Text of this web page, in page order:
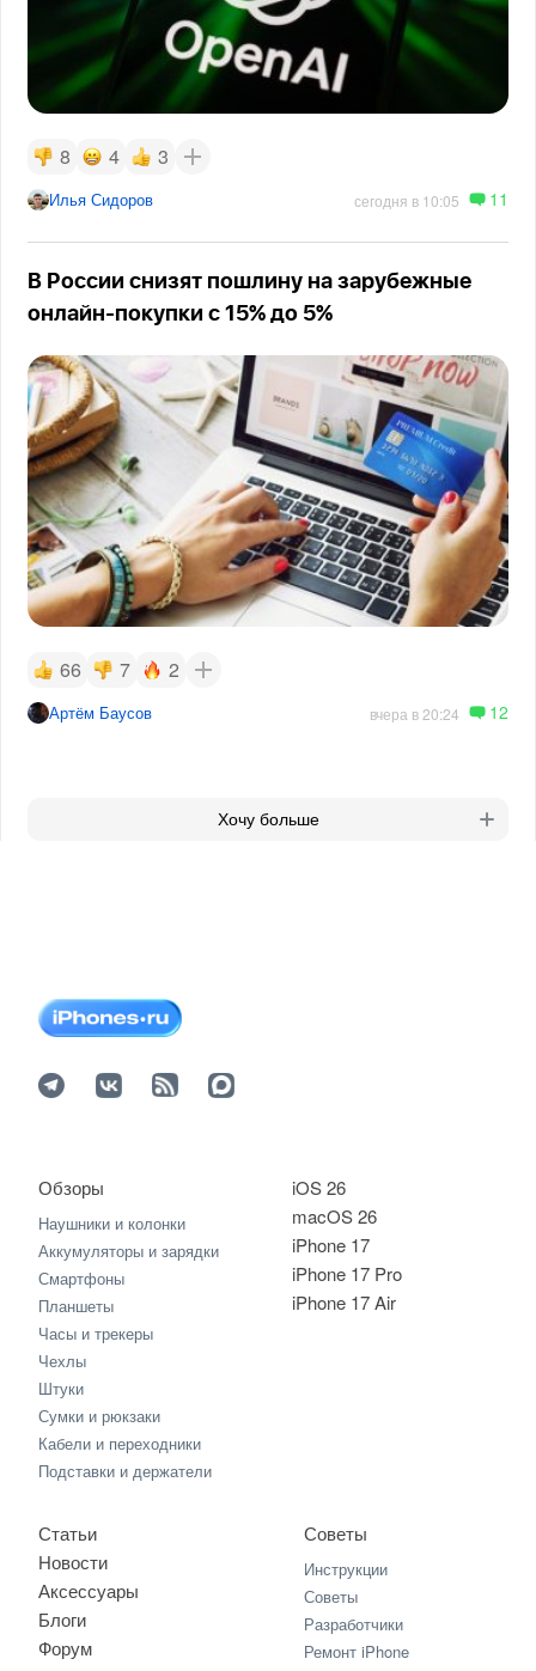
8 4 3
Илья Сидоров сегодня в 10:05 11
В России снизят пошлину на зарубежные
онлайн-покупки с 15% до 5%
66 7 2
Артём Баусов вчера в 20:24 12
Хочу больше
iOS 26
macOS 26
iPhone 17
iPhone 17 Pro
iPhone 17 Air
Обзоры
Наушники и колонки
Аккумуляторы и зарядки
Смартфоны
Планшеты
Часы и трекеры
Чехлы
Штуки
Сумки и рюкзаки
Кабели и переходники
Подставки и держатели
Статьи
Новости
Аксессуары
Блоги
Форум
Советы
Инструкции
Советы
Разработчики
Ремонт iPhone